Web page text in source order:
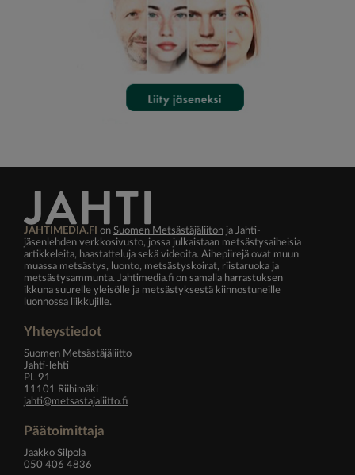
JAHTIMEDIA.FI on Suomen Metsästäjäliiton ja Jahti-
jäsenlehden verkkosivusto, jossa julkaistaan metsästysaiheisia
artikkeleita, haastatteluja sekä videoita. Aihepiirejä ovat muun
muassa metsästys, luonto, metsästyskoirat, riistaruoka ja
metsästysammunta. Jahtimedia.fi on samalla harrastuksen
ikkuna suurelle yleisölle ja metsästyksestä kiinnostuneille
luonnossa liikkujille.
Yhteystiedot
Suomen Metsästäjäliitto
Jahti-lehti
PL 91
11101 Riihimäki
jahti@metsastajaliitto.fi
Päätoimittaja
Jaakko Silpola
050 406 4836